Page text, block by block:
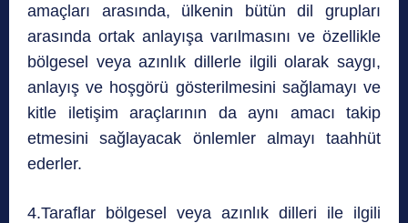
amaçları arasında, ülkenin bütün dil grupları
arasında ortak anlayışa varılmasını ve özellikle
bölgesel veya azınlık dillerle ilgili olarak saygı,
anlayış ve hoşgörü gösterilmesini sağlamayı ve
kitle iletişim araçlarının da aynı amacı takip
etmesini sağlayacak önlemler almayı taahhüt
ederler.
4.Taraflar bölgesel veya azınlık dilleri ile ilgili